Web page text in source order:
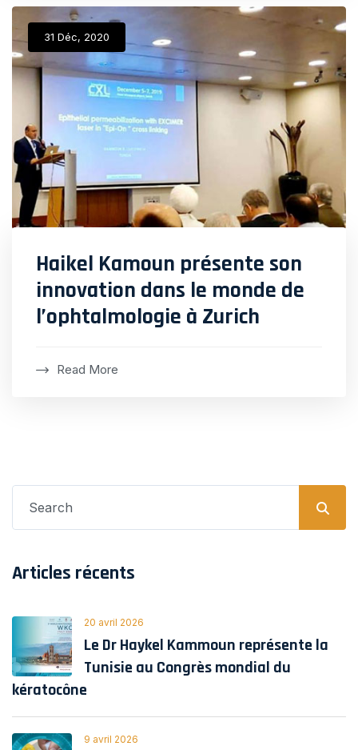
31 Déc, 2020
Haikel Kamoun présente son
innovation dans le monde de
l’ophtalmologie à Zurich
Read More
for:
Articles récents
20 avril 2026
Le Dr Haykel Kammoun représente la
Tunisie au Congrès mondial du
kératocône
9 avril 2026